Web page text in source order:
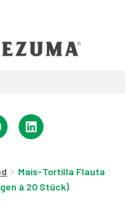
Mais-Tortilla Flauta
à 20 Stück)